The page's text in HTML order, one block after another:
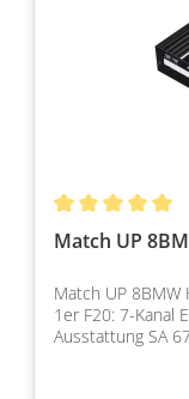
Match UP
Match UP
1er F20: 7-Kanal
Ausstattung SA